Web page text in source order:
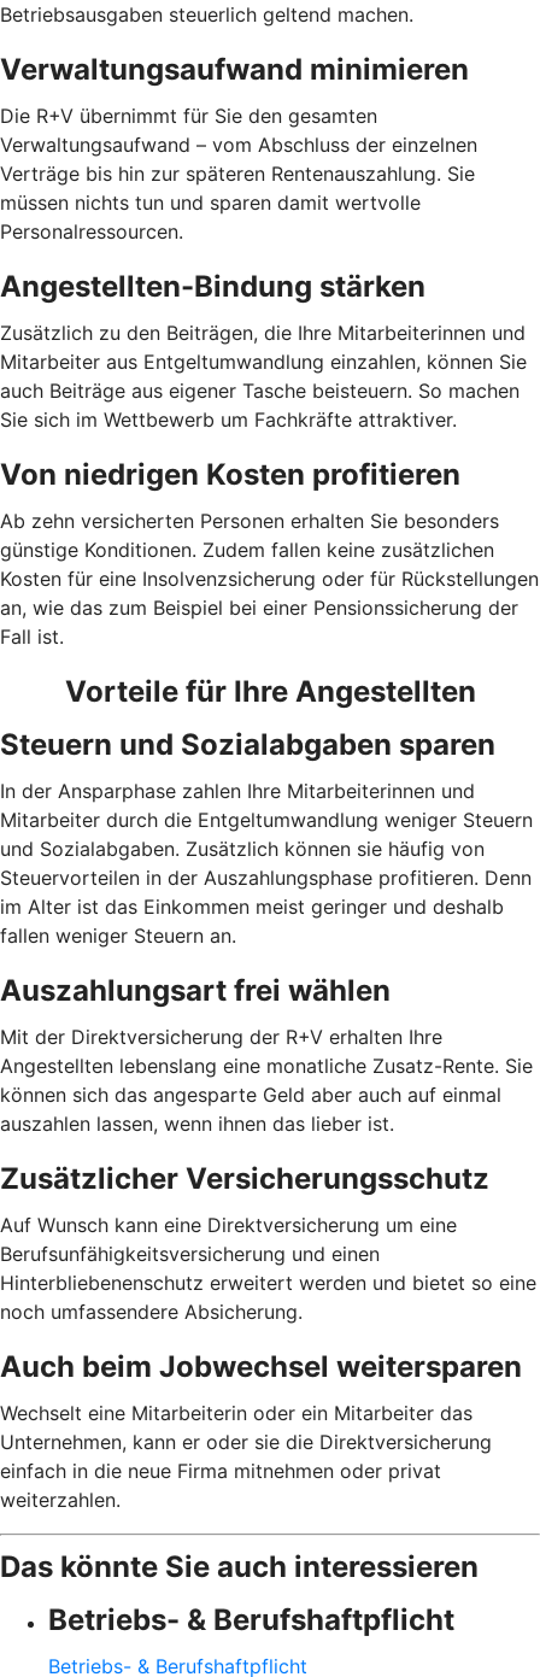
Betriebsausgaben steuerlich geltend machen.
Verwaltungsaufwand minimieren
Die R+V übernimmt für Sie den gesamten
Verwaltungsaufwand – vom Abschluss der einzelnen
Verträge bis hin zur späteren Rentenauszahlung. Sie
müssen nichts tun und sparen damit wertvolle
Personalressourcen.
Angestellten-Bindung stärken
Zusätzlich zu den Beiträgen, die Ihre Mitarbeiterinnen und
Mitarbeiter aus Entgeltumwandlung einzahlen, können Sie
auch Beiträge aus eigener Tasche beisteuern. So machen
Sie sich im Wettbewerb um Fachkräfte attraktiver.
Von niedrigen Kosten profitieren
Ab zehn versicherten Personen erhalten Sie besonders
günstige Konditionen. Zudem fallen keine zusätzlichen
Kosten für eine Insolvenzsicherung oder für Rückstellungen
an, wie das zum Beispiel bei einer Pensionssicherung der
Fall ist.
Vorteile für Ihre Angestellten
Steuern und Sozialabgaben sparen
In der Ansparphase zahlen Ihre Mitarbeiterinnen und
Mitarbeiter durch die Entgeltumwandlung weniger Steuern
und Sozialabgaben. Zusätzlich können sie häufig von
Steuervorteilen in der Auszahlungsphase profitieren. Denn
im Alter ist das Einkommen meist geringer und deshalb
fallen weniger Steuern an.
Auszahlungsart frei wählen
Mit der Direktversicherung der R+V erhalten Ihre
Angestellten lebenslang eine monatliche Zusatz-Rente. Sie
können sich das angesparte Geld aber auch auf einmal
auszahlen lassen, wenn ihnen das lieber ist.
Zusätzlicher Versicherungsschutz
Auf Wunsch kann eine Direktversicherung um eine
Berufsunfähigkeitsversicherung und einen
Hinterbliebenenschutz erweitert werden und bietet so eine
noch umfassendere Absicherung.
Auch beim Jobwechsel weitersparen
Wechselt eine Mitarbeiterin oder ein Mitarbeiter das
Unternehmen, kann er oder sie die Direktversicherung
einfach in die neue Firma mitnehmen oder privat
weiterzahlen.
Das könnte Sie auch interessieren
Betriebs- & Berufshaftpflicht
Betriebs- & Berufshaftpflicht